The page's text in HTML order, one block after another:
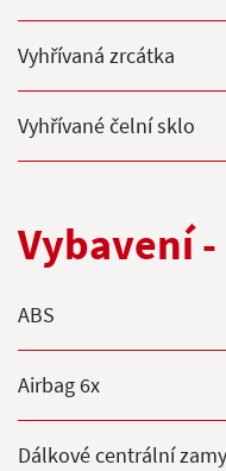
Vyhřívaná zrcátka
Vyhřívané čelní sklo
Vybavení
ABS
Airbag 6x
Dálkové centrální